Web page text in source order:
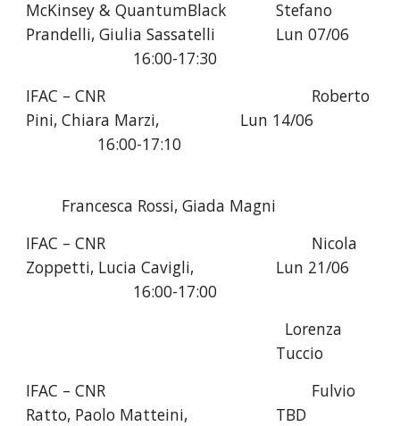
McKinsey & QuantumBlack
Stefano
Prandelli, Giulia Sassatelli
Lun 07/06
16:00-17:30
IFAC – CNR
Roberto
Pini, Chiara Marzi, Lun 14/06
16:00-17:10
Francesca Rossi, Giada Magni
IFAC – CNR
Nicola
Zoppetti, Lucia Cavigli,
16:00-17:00
Lorenza
Tuccio
IFAC – CNR
Fulvio
Ratto, Paolo Matteini,
TBD